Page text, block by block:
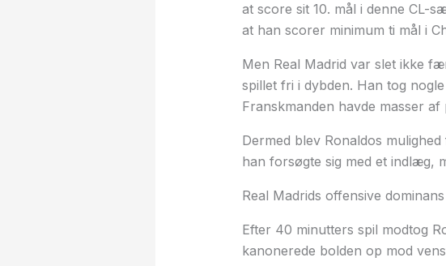
at score sit 10. mål i denne CL-
at han scorer minimum ti mål i
Men Real Madrid var slet ikke
spillet fri i dybden. Han tog
Franskmanden havde masser
Dermed blev Ronaldos
han forsøgte sig med et indlæg,
Real Madrids offensive
Efter 40 minutters spil modtog
kanonerede bolden op mod